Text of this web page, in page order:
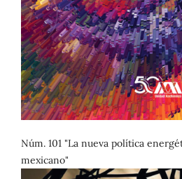
Núm. 101 "La nueva política
mexicano"